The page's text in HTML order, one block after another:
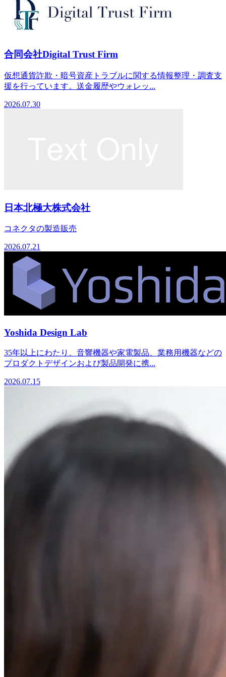
合同会社Digital Trust Firm
仮想通貨詐欺・暗号資産トラブルに関する情報整理・調査支
援を行っています。送金履歴やウォレッ...
2026.07.30
日本北極大株式会社
コネクタの製造販売
2026.07.21
Yoshida Design Lab
35年以上にわたり、音響機器や家電製品、業務用機器などの
プロダクトデザインおよび製品開発に携...
2026.07.15